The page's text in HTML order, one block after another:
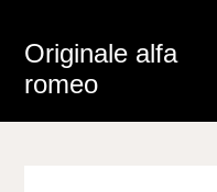
Originale alfa
romeo